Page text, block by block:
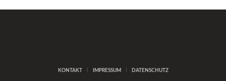
KONTAKT IMPRESSUM DATENSCHUTZ